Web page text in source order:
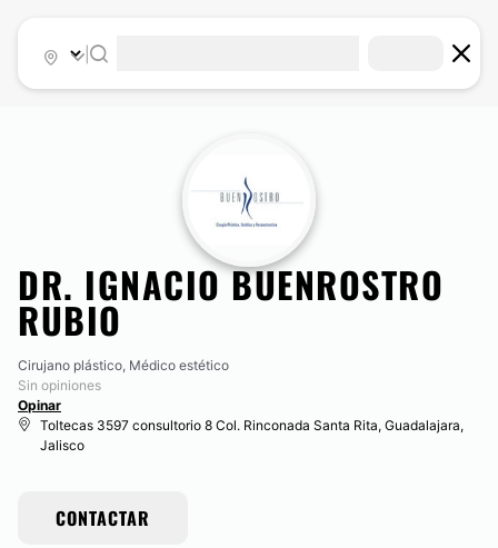
DR. IGNACIO BUENROSTRO
RUBIO
Cirujano plástico, Médico estético
Sin opiniones
Opinar
Toltecas 3597 consultorio 8 Col. Rinconada Santa Rita, Guadalajara,
Jalisco
CONTACTAR